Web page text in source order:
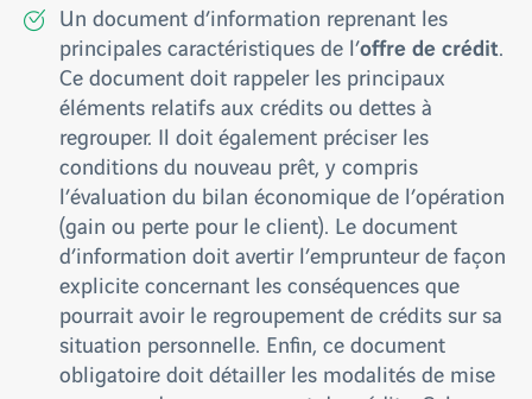
Un document d’information reprenant les
principales caractéristiques de l’offre de crédit.
Ce document doit rappeler les principaux
éléments relatifs aux crédits ou dettes à
regrouper. Il doit également préciser les
conditions du nouveau prêt, y compris
l’évaluation du bilan économique de l’opération
(gain ou perte pour le client). Le document
d’information doit avertir l’emprunteur de façon
explicite concernant les conséquences que
pourrait avoir le regroupement de crédits sur sa
situation personnelle. Enfin, ce document
obligatoire doit détailler les modalités de mise